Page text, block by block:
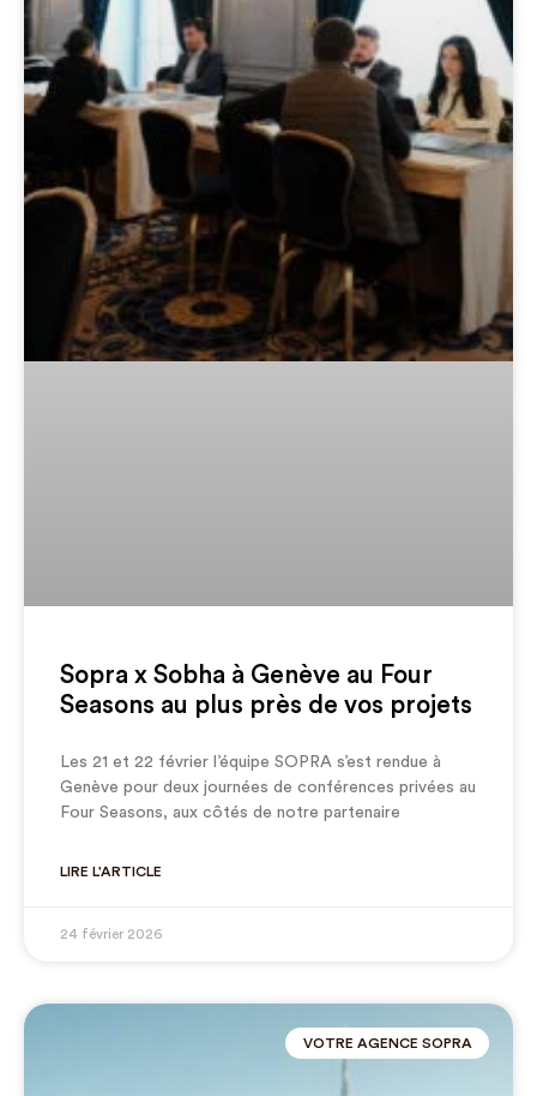
Sopra x Sobha à Genève au Four
Seasons au plus près de vos projets
Les 21 et 22 février l’équipe SOPRA s’est rendue à
Genève pour deux journées de conférences privées au
Four Seasons, aux côtés de notre partenaire
LIRE L'ARTICLE
24 février 2026
VOTRE AGENCE SOPRA